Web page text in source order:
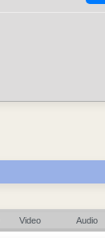
Video Audio